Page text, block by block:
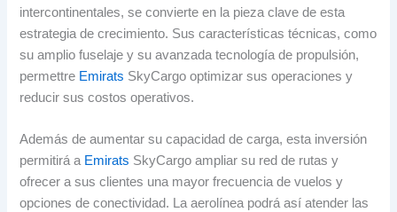
intercontinentales,se convierte en la pieza clave de esta
estrategia de crecimiento. Sus características técnicas,como
su amplio fuselaje y su avanzada tecnología de propulsión,
permettre Emirats SkyCargo optimizar sus operaciones y
reducir sus costos operativos.
Además de aumentar su capacidad de carga,esta inversión
permitirá a Emirats SkyCargo ampliar su red de rutas y
ofrecer a sus clientes una mayor frecuencia de vuelos y
opciones de conectividad.
La aerolínea podrá así atender las